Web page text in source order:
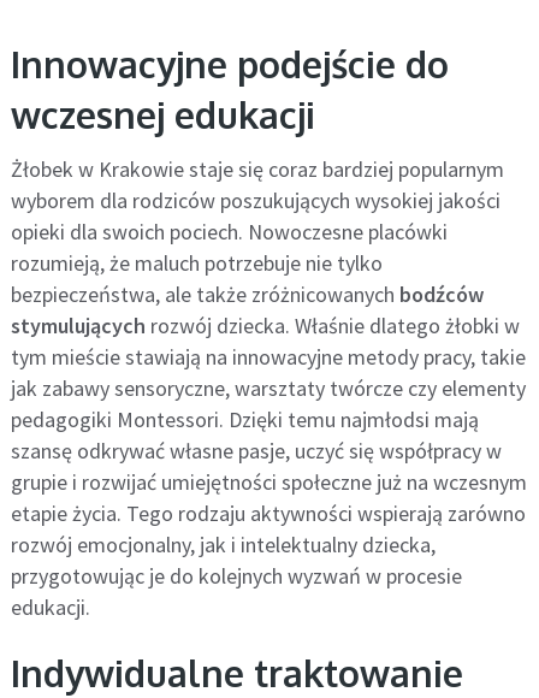
Innowacyjne podejście do
wczesnej edukacji
Żłobek w Krakowie staje się coraz bardziej popularnym
wyborem dla rodziców poszukujących wysokiej jakości
opieki dla swoich pociech. Nowoczesne placówki
rozumieją, że maluch potrzebuje nie tylko
bezpieczeństwa, ale także zróżnicowanych bodźców
stymulujących rozwój dziecka. Właśnie dlatego żłobki w
tym mieście stawiają na innowacyjne metody pracy, takie
jak zabawy sensoryczne, warsztaty twórcze czy elementy
pedagogiki Montessori. Dzięki temu najmłodsi mają
szansę odkrywać własne pasje, uczyć się współpracy w
grupie i rozwijać umiejętności społeczne już na wczesnym
etapie życia. Tego rodzaju aktywności wspierają zarówno
rozwój emocjonalny, jak i intelektualny dziecka,
przygotowując je do kolejnych wyzwań w procesie
edukacji.
Indywidualne traktowanie